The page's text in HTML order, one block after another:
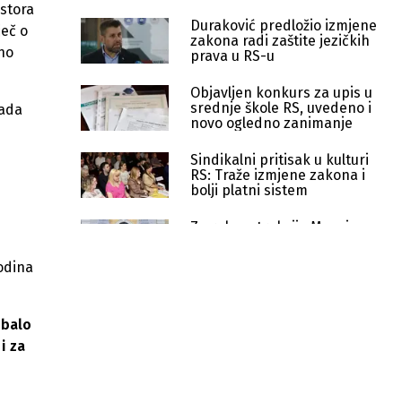
o
za
Duraković predložio izmjene
zakona radi zaštite jezičkih
prava u RS-u
Objavljen konkurs za upis u
srednje škole RS, uvedeno i
novo ogledno zanimanje
Sindikalni pritisak u kulturi
RS: Traže izmjene zakona i
bolji platni sistem
Za rekonstrukciju Muzeja